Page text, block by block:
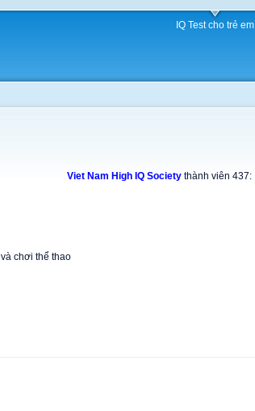
IQ Test cho trẻ em
Viet Nam High IQ Societythành viên 437:
chơi thể thao